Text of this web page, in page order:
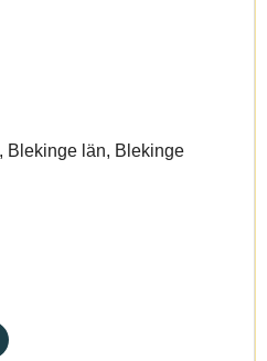
Blekinge län, Blekinge